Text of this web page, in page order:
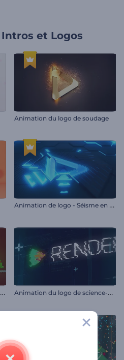
Intros et Logos
Animation du logo de soudage
A
nimation de logo - Séisme en néon
A
nimation du logo avec le Père Noël A
nimation du logo de science-fiction